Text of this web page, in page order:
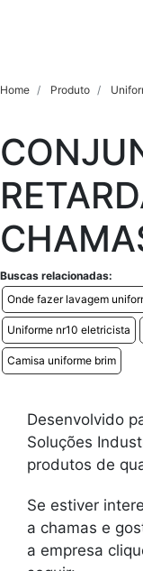
Home Produto
Buscas relacionadas:
Onde fazer lavagem
Uniforme nr10 eletricista
Camisa uniforme brim
Desenvolvido
Soluções
produtos de
Se estiver
a chamas e
a empresa